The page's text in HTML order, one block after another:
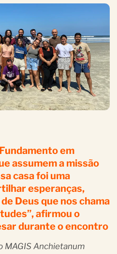
em
assumem a missão
casa foi uma
esperanças,
Deus que nos chama
afirmou o
durante o encontro
MAGIS Anchietanum